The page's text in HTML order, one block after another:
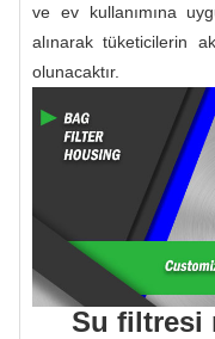
ve ev kullanımına
alınarak tüketicilerin
olunacaktır.
Su filtresi